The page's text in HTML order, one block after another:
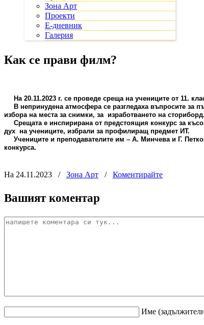
Зона Арт
Проекти
Е-дневник
Галерия
Как се прави филм?
На 20.11.2023 г. се проведе среща на учениците от 11.
В непринудена атмосфера се разгледаха въпросите за
избора на места за снимки, за изработването на сториборд.
Срещата е инспирирана от предстоящия конкурс за
дух на учениците, избрали за профилиращ предмет ИТ.
Учениците и преподавателите им – А. Минчева и Г.
конкурса.
На 24.11.2023 / Зона Арт / Коментирайте
Вашият коментар
Име